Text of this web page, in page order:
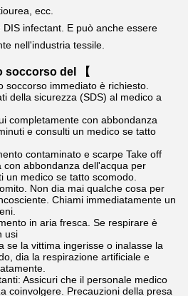
ecc.
infectant. E può anche essere
nell'industria tessile.
soccorso del 【
soccorso immediato è richiesto.
della sicurezza (SDS) al medico a
completamente con abbondanza
e consulti un medico se tatto
contaminato e scarpe Take off
con abbondanza dell'acqua per
un medico se tatto scomodo.
Non dia mai qualche cosa per
Chiami immediatamente un
in aria fresca. Se respirare è
usi
se la vittima ingerisse o inalasse la
dia la respirazione artificiale e
Assicuri che il personale medico
coinvolgere. Precauzioni della presa